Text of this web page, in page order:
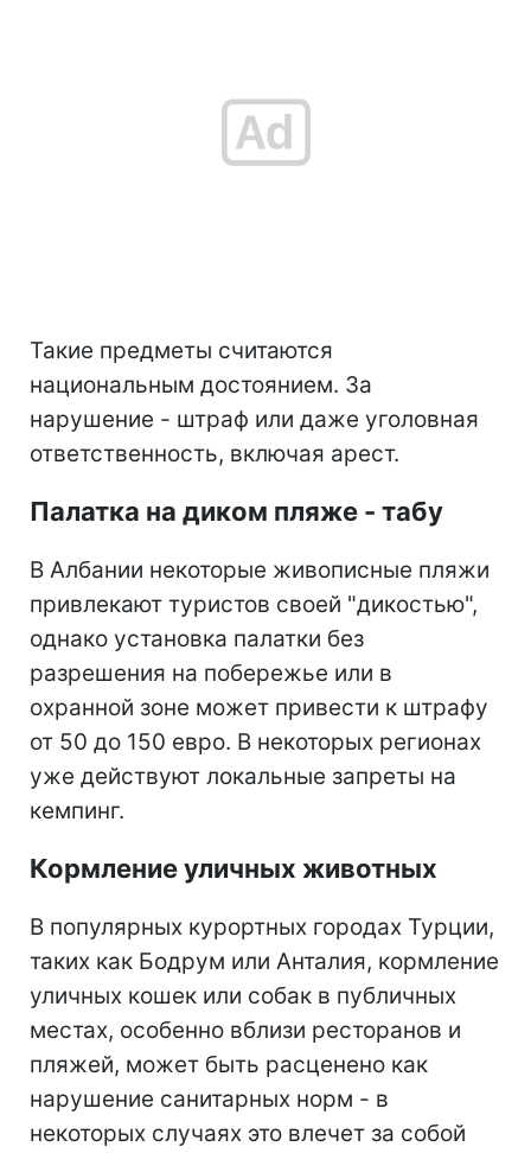
Такие предметы считаются
национальным достоянием. За
нарушение - штраф или даже уголовная
ответственность, включая арест.
Палатка на диком пляже - табу
В Албании некоторые живописные пляжи
привлекают туристов своей "дикостью",
однако установка палатки без
разрешения на побережье или в
охранной зоне может привести к штрафу
от 50 до 150 евро. В некоторых регионах
уже действуют локальные запреты на
кемпинг.
Кормление уличных животных
В популярных курортных городах Турции,
таких как Бодрум или Анталия, кормление
уличных кошек или собак в публичных
местах, особенно вблизи ресторанов и
пляжей, может быть расценено как
нарушение санитарных норм - в
некоторых случаях это влечет за собой